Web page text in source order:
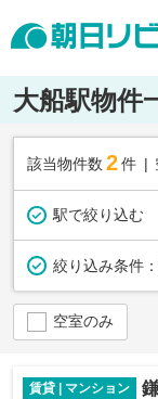
大船駅物件
該当物件数 2件
駅で絞り込む
絞り込み条件：
空室のみ
賃貸 | マンション